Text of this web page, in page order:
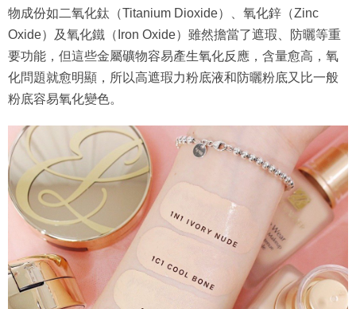
物成份如二氧化鈦（Titanium Dioxide）、氧化鋅（Zinc
Oxide）及氧化鐵（Iron Oxide）雖然擔當了遮瑕、防曬等重
要功能，但這些金屬礦物容易產生氧化反應，含量愈高，氧
化問題就愈明顯，所以高遮瑕力粉底液和防曬粉底又比一般
粉底容易氧化變色。